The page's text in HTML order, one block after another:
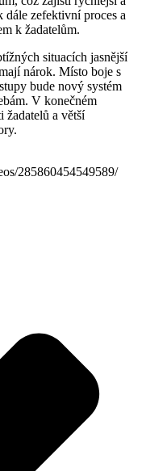
dále zefektivní proces a
k žadatelům.
situacích jasnější
nárok. Místo boje s
bude nový systém
V konečném
žadatelů a větší
285860454549589/